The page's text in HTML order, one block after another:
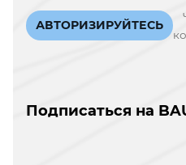
АВТОРИЗИРУЙТЕСЬ
Подписаться на